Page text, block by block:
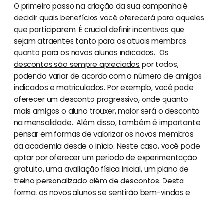
O primeiro passo na criação da sua campanha é
decidir quais benefícios você oferecerá para aqueles
que participarem. É crucial definir incentivos que
sejam atraentes tanto para os atuais membros
quanto para os novos alunos indicados. Os
descontos são sempre apreciados por todos,
podendo variar de acordo com o número de amigos
indicados e matriculados. Por exemplo, você pode
oferecer um desconto progressivo, onde quanto
mais amigos o aluno trouxer, maior será o desconto
na mensalidade. Além disso, também é importante
pensar em formas de valorizar os novos membros
da academia desde o início. Neste caso, você pode
optar por oferecer um período de experimentação
gratuito, uma avaliação física inicial, um plano de
treino personalizado além de descontos. Desta
forma, os novos alunos se sentirão bem-vindos e